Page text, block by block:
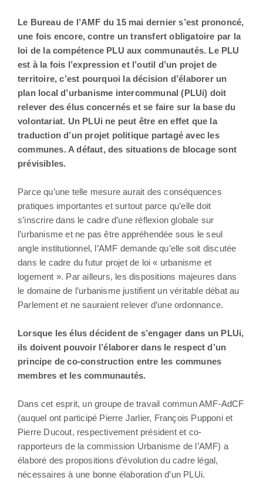
Le Bureau de l’AMF du 15 mai dernier s’est prononcé,
une fois encore, contre un transfert obligatoire par la
loi de la compétence PLU aux communautés. Le PLU
est à la fois l’expression et l’outil d’un projet de
territoire, c’est pourquoi la décision d’élaborer un
plan local d’urbanisme intercommunal (PLUi) doit
relever des élus concernés et se faire sur la base du
volontariat. Un PLUi ne peut être en effet que la
traduction d’un projet politique partagé avec les
communes. A défaut, des situations de blocage sont
prévisibles.
Parce qu’une telle mesure aurait des conséquences
pratiques importantes et surtout parce qu’elle doit
s’inscrire dans le cadre d’une réflexion globale sur
l’urbanisme et ne pas être appréhendée sous le seul
angle institutionnel, l’AMF demande qu’elle soit discutée
dans le cadre du futur projet de loi « urbanisme et
logement ». Par ailleurs, les dispositions majeures dans
le domaine de l’urbanisme justifient un véritable débat au
Parlement et ne sauraient relever d’une ordonnance.
Lorsque les élus décident de s’engager dans un PLUi,
ils doivent pouvoir l’élaborer dans le respect d’un
principe de co-construction entre les communes
membres et les communautés.
Dans cet esprit, un groupe de travail commun AMF-AdCF
(auquel ont participé Pierre Jarlier, François Pupponi et
Pierre Ducout, respectivement président et co-
rapporteurs de la commission Urbanisme de l’AMF) a
élaboré des propositions d’évolution du cadre légal,
nécessaires à une bonne élaboration d’un PLUi.